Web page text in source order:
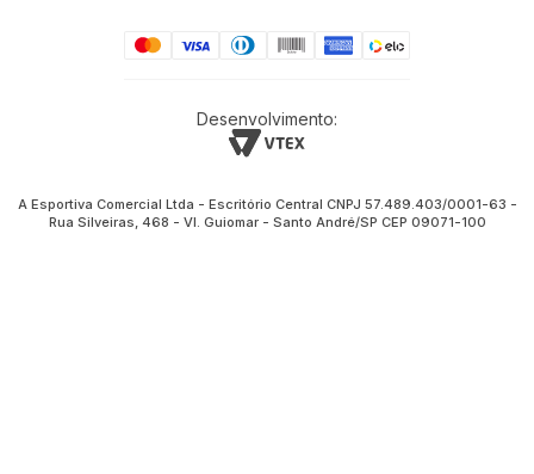
Desenvolvimento:
A Esportiva Comercial Ltda - Escritório Central CNPJ 57.489.403/0001-63 -
Rua Silveiras, 468 - Vl. Guiomar - Santo André/SP CEP 09071-100